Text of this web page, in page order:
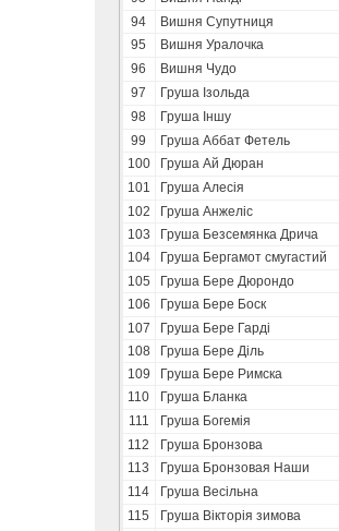
94
Вишня Супутниця
95
Вишня Уралочка
96
Вишня Чудо
97
Груша Ізольда
98
Груша Іншу
99
Груша Аббат Фетель
100
Груша Ай Дюран
101
Груша Алесія
102
Груша Анжеліс
103
Груша Безсемянка Дрича
104
Груша Бергамот смугастий
105
Груша Бере Дюрондо
106
Груша Бере Боск
107
Груша Бере Гарді
108
Груша Бере Діль
109
Груша Бере Римска
110
Груша Бланка
111
Груша Богемія
112
Груша Бронзова
113
Груша Бронзовая Наши
114
Груша Весільна
115
Груша Вікторія зимова